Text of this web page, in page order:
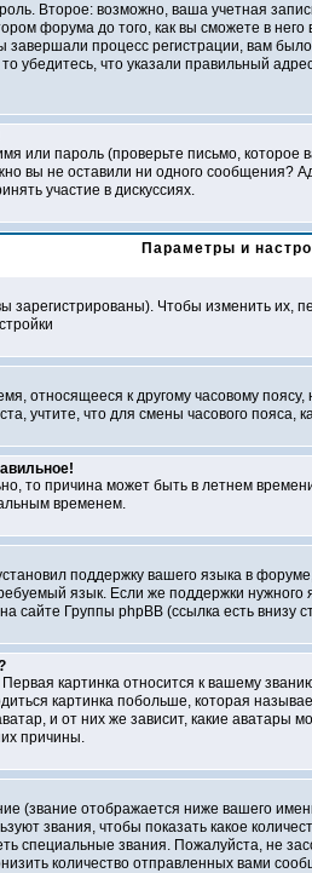
Второе: возможно, ваша учетная
форума до того, как вы сможете в
процесс регистрации, вам
убедитесь, что указали правильный
или пароль (проверьте письмо, которое
вы не оставили ни одного
участие в дискуссиях.
Параметры и
зарегистрированы). Чтобы изменить их,
относящееся к другому часовому
учтите, что для смены часового
то причина может быть в летнем
временем.
поддержку вашего языка в
язык. Если же поддержки
сайте Группы phpBB (ссылка есть внизу
картинка относится к вашему
картинка побольше, которая
и от них же зависит, какие
причины.
(звание отображается ниже вашего
звания, чтобы показать какое
специальные звания. Пожалуйста, не
количество отправленных вами